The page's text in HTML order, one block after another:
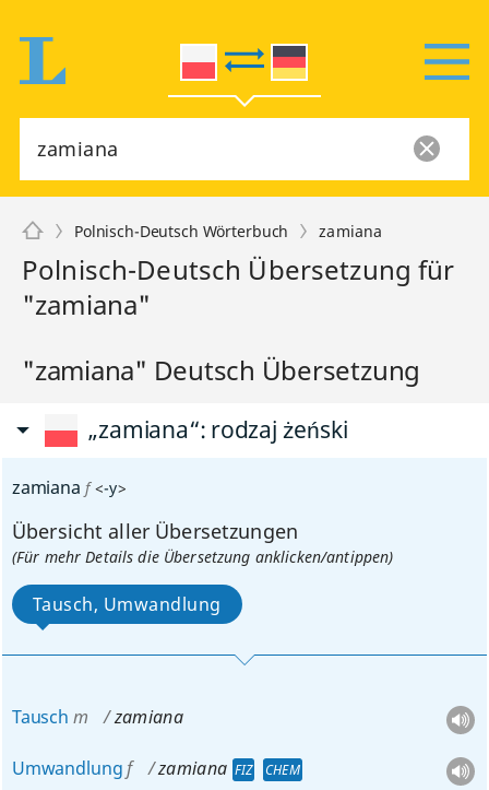
Polnisch-Deutsch Wörterbuch zamiana
Polnisch-Deutsch Übersetzung für
"zamiana"
"zamiana" Deutsch Übersetzung
„zamiana“: rodzaj żeński
zamiana f <-y>
Übersicht aller Übersetzungen
(Für mehr Details die Übersetzung anklicken/antippen)
Tausch, Umwandlung
Tausch m zamiana
Umwandlungf zamiana FIZ CHEM